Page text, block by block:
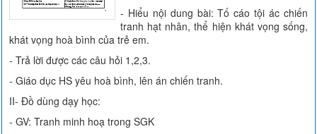
- Hiểu nội dung bài: Tố cáo tội ác chiến
tranh hạt nhân, thể hiện khát vọng sống,
khát vọng hoà bình của trẻ em.
- Trả lời được các câu hỏi 1,2,3.
- Giáo dục HS yêu hoà bình, lên án chiến tranh.
II- Đồ dùng dạy học:
- GV: Tranh minh hoạ trong SGK